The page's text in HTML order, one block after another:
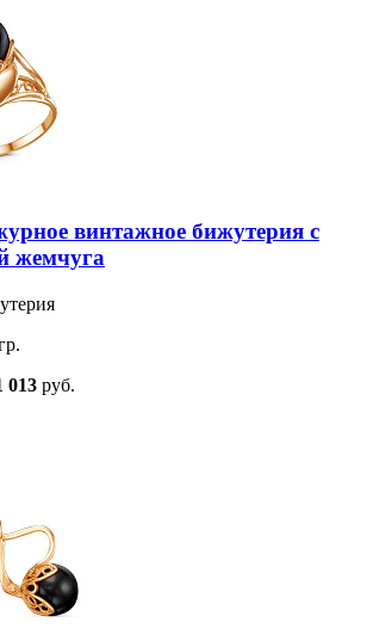
винтажное бижутерия с
жемчуга
013 руб.